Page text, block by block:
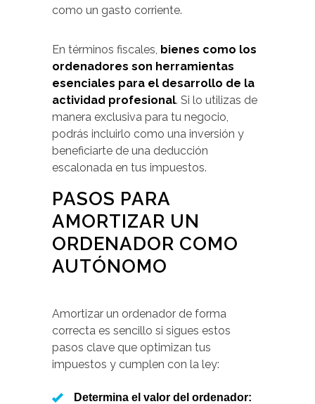
como un gasto corriente.
En términos fiscales, bienes como los
ordenadores son herramientas
esenciales para el desarrollo de la
actividad profesional. Si lo utilizas de
manera exclusiva para tu negocio,
podrás incluirlo como una inversión y
beneficiarte de una deducción
escalonada en tus impuestos.
PASOS PARA
AMORTIZAR UN
ORDENADOR COMO
AUTÓNOMO
Amortizar un ordenador de forma
correcta es sencillo si sigues estos
pasos clave que optimizan tus
impuestos y cumplen con la ley:
Determina el valor del ordenador: